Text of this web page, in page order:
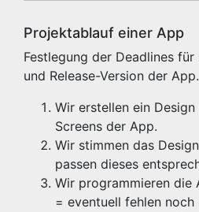
Projektablauf einer App
Festlegung der Deadlines
und Release-Version der App.
Wir erstellen ein
Screens der App.
Wir stimmen das
passen dieses
Wir programmieren die
= eventuell fehlen